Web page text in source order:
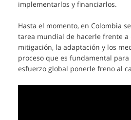
implementarlos y financiarlos.
Hasta el momento, en Colombia
tarea mundial de hacerle frente a
mitigación, la adaptación y los
proceso que es fundamental
esfuerzo global ponerle freno al